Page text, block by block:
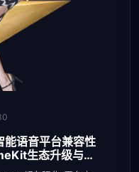
语音平台兼容性
生态升级与接